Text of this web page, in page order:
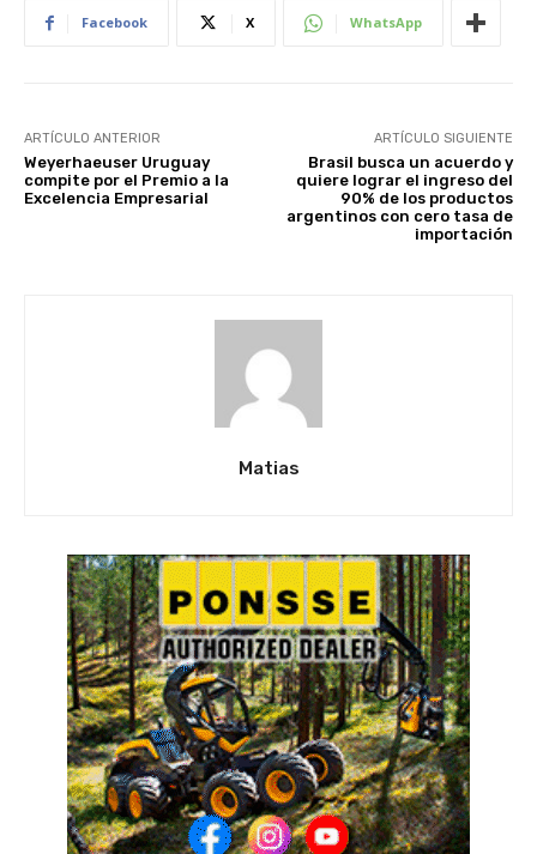
Facebook X WhatsApp
ARTÍCULO ANTERIOR
Weyerhaeuser Uruguay
compite por el Premio a la
Excelencia Empresarial
ARTÍCULO SIGUIENTE
Brasil busca un acuerdo y
quiere lograr el ingreso del
90% de los productos
argentinos con cero tasa de
importación
Matias